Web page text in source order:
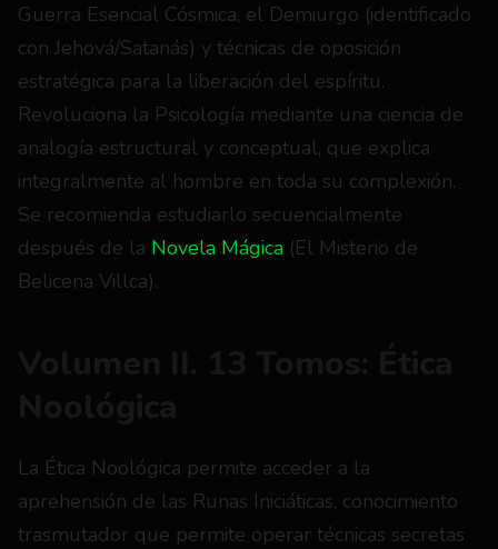
Guerra Esencial Cósmica, el Demiurgo (identificado
con Jehová/Satanás) y técnicas de oposición
estratégica para la liberación del espíritu.
Revoluciona la Psicología mediante una ciencia de
analogía estructural y conceptual, que explica
integralmente al hombre en toda su complexión.
Se recomienda estudiarlo secuencialmente
después de la Novela Mágica (El Misterio de
Belicena Villca).
La Ética Noológica permite acceder a la
aprehensión de las Runas Iniciáticas, conocimiento
trasmutador que permite operar técnicas secretas